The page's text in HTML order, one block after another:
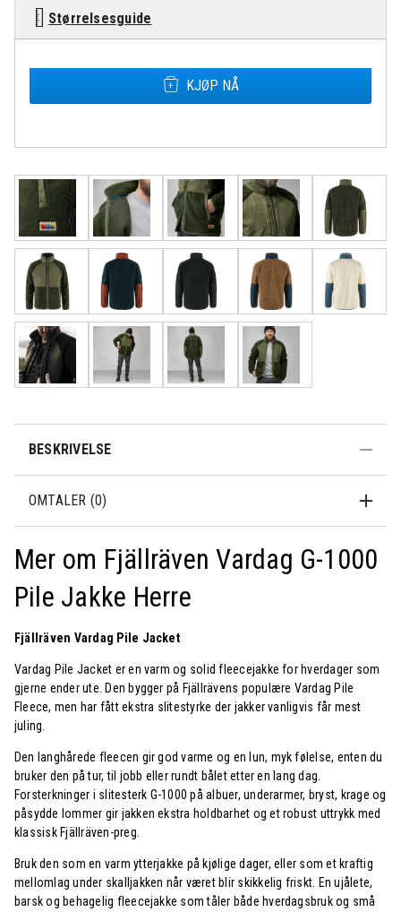
Størrelsesguide
KJØP NÅ
500,-
dager
BESKRIVELSE
OMTALER (0)
Mer om Fjällräven Vardag G-1000
Pile Jakke Herre
Fjällräven Vardag Pile Jacket
Vardag Pile Jacket er en varm og solid fleecejakke for hverdager som
gjerne ender ute. Den bygger på Fjällrävens populære Vardag Pile
Fleece, men har fått ekstra slitestyrke der jakker vanligvis får mest
juling.
Den langhårede fleecen gir god varme og en lun, myk følelse, enten du
bruker den på tur, til jobb eller rundt bålet etter en lang dag.
Forsterkninger i slitesterk G-1000 på albuer, underarmer, bryst, krage og
påsydde lommer gir jakken ekstra holdbarhet og et robust uttrykk med
klassisk Fjällräven-preg.
Bruk den som en varm ytterjakke på kjølige dager, eller som et kraftig
mellomlag under skalljakken når været blir skikkelig friskt. En ujålete,
barsk og behagelig fleecejakke som tåler både hverdagsbruk og små